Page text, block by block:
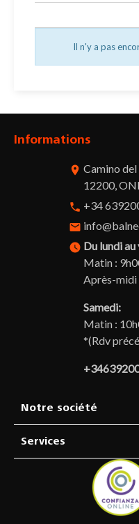
Il n'y a pas
Informations
room Camino del
12200,
phone +34
email
watch_later Du lundi
Matin :
Après-midi
Samedi:
Matin :
*(Rdv
Notre société
Services